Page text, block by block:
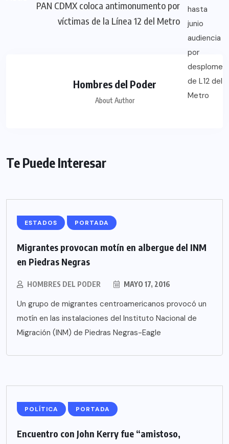
PAN CDMX coloca antimonumento por
víctimas de la Línea 12 del Metro
Hombres del Poder
About Author
Te Puede Interesar
ESTADOS PORTADA
Migrantes provocan motín en albergue del INM
en Piedras Negras
HOMBRES DEL PODER MAYO 17, 2016
Un grupo de migrantes centroamericanos provocó un
motín en las instalaciones del Instituto Nacional de
Migración (INM) de Piedras Negras-Eagle
POLÍTICA PORTADA
Encuentro con John Kerry fue “amistoso,